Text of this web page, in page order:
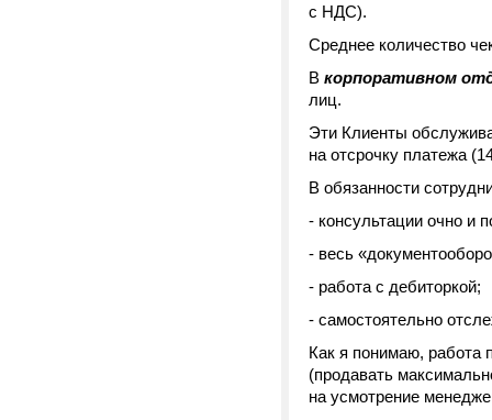
с НДС).
Среднее количество
В корпоративном
лиц.
Эти Клиенты
на отсрочку платежа
В обязанности
- консультации очно и
- весь
- работа с дебиторкой;
- самостоятельно
Как я понимаю, работа
(продавать
на усмотрение